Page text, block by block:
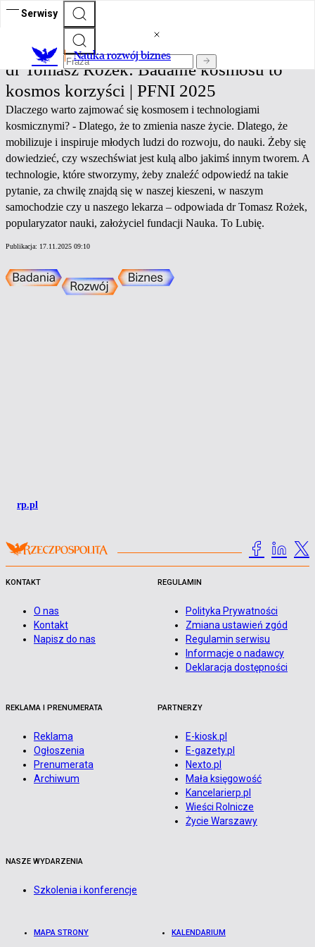
Serwisy
Nauka rozwój biznes
Nauka rozwój biznes
dr Tomasz Rożek: Badanie kosmosu to
kosmos korzyści | PFNI 2025
Dlaczego warto zajmować się kosmosem i technologiami
kosmicznymi? - Dlatego, że to zmienia nasze życie. Dlatego, że
mobilizuje i inspiruje młodych ludzi do rozwoju, do nauki. Żeby się
dowiedzieć, czy wszechświat jest kulą albo jakimś innym tworem. A
technologie, które stworzymy, żeby znaleźć odpowiedź na takie
pytanie, za chwilę znajdą się w naszej kieszeni, w naszym
samochodzie czy u naszego lekarza – odpowiada dr Tomasz Rożek,
popularyzator nauki, założyciel fundacji Nauka. To Lubię.
Publikacja: 17.11.2025 09:10
rp.pl
KONTAKT
O nas
Kontakt
Napisz do nas
REGULAMIN
Polityka Prywatności
Zmiana ustawień zgód
Regulamin serwisu
Informacje o nadawcy
Deklaracja dostępności
REKLAMA I PRENUMERATA
Reklama
Ogłoszenia
Prenumerata
Archiwum
PARTNERZY
E-kiosk.pl
E-gazety.pl
Nexto.pl
Mała księgowość
Kancelarierp.pl
Wieści Rolnicze
Życie Warszawy
NASZE WYDARZENIA
Szkolenia i konferencje
MAPA STRONY KALENDARIUM